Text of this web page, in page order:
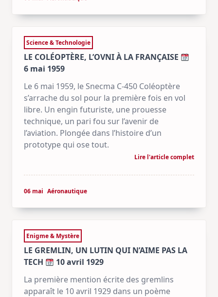
Science & Technologie
LE COLÉOPTÈRE, L’OVNI À LA FRANÇAISE
6 mai 1959
Le 6 mai 1959, le Snecma C-450 Coléoptère
s’arrache du sol pour la première fois en vol
libre. Un engin futuriste, une prouesse
technique, un pari fou sur l’avenir de
l’aviation. Plongée dans l’histoire d’un
prototype qui ose tout.
Lire l'article complet
06 mai Aéronautique
Enigme & Mystère
LE GREMLIN, UN LUTIN QUI N’AIME PAS LA
TECH
10 avril 1929
La première mention écrite des gremlins
apparaît le 10 avril 1929 dans un poème